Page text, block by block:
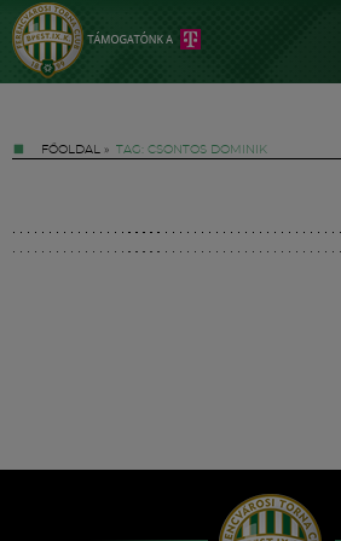
FŐOLDAL » TAG: CSONTOS DOMINIK
Hírek